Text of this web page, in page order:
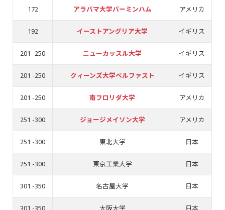
172 アラバマ大学バーミンハム アメリカ
192 イーストアングリア大学 イギリス
201 -250 ニューカッスル大学 イギリス
201 -250 クィーンズ大学ベルファスト イギリス
201 -250 南フロリダ大学 アメリカ
251 -300 ジョージメイソン大学 アメリカ
251 -300 東北大学 日本
251 -300 東京工業大学 日本
301 -350 名古屋大学 日本
301 -350 大阪大学 日本